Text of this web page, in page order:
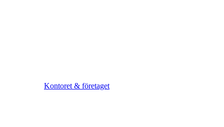
Kontoret & företaget